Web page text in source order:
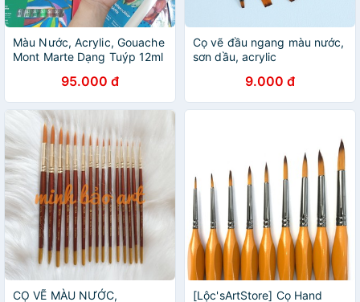
Màu Nước, Acrylic, Gouache
Mont Marte Dạng Tuýp 12ml
95.000 đ
Cọ vẽ đầu ngang màu nước,
sơn dầu, acrylic
9.000 đ
CỌ VẼ MÀU NƯỚC,
[Lộc'sArtStore] Cọ Hand